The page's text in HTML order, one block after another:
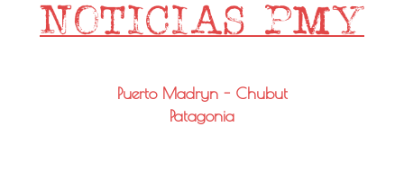
Puerto Madryn - Chubut
Patagonia